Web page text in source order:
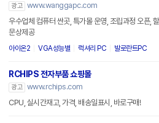
광고 www.wanggapc.com
우수업체 컴퓨터 싼곳, 특가몰 운영, 조립과정 오픈,
문상제공
아이온2 VGA성능별 럭셔리 PC 발로란트PC
RCHIPS 전자부품 쇼핑몰
광고 www.rchips.com
CPU, 실시간재고, 가격, 배송일표시, 바로구매!